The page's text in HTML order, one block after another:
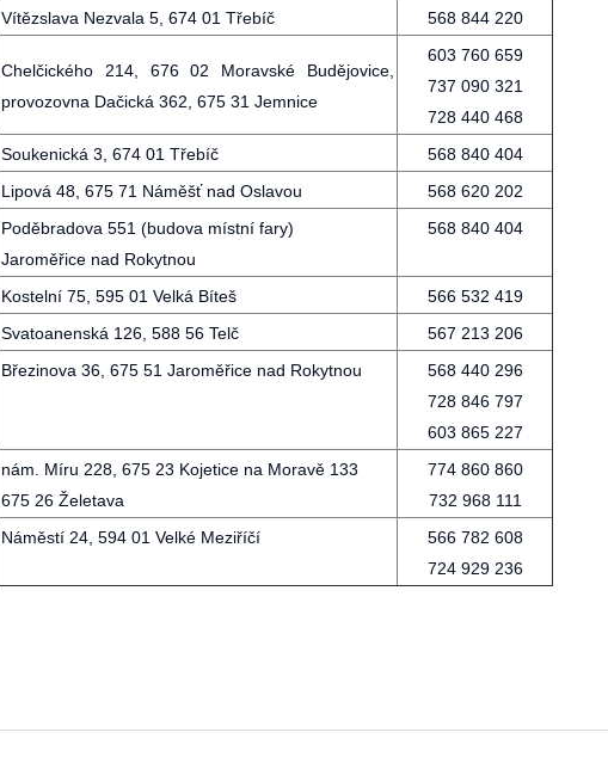
Vítězslava Nezvala 5, 674 01 Třebíč 568 844 220
Chelčického 214, 676 02 Moravské Budějovice,
provozovna Dačická 362, 675 31 Jemnice
603 760 659
737 090 321
728 440 468
Soukenická 3, 674 01 Třebíč
568 840 404
Lipová 48, 675 71 Náměšť nad Oslavou
568 620 202
Poděbradova 551 (budova místní fary)
Jaroměřice nad Rokytnou
568 840 404
Kostelní 75, 595 01 Velká Bíteš
566 532 419
Svatoanenská 126, 588 56 Telč
567 213 206
Březinova 36, 675 51 Jaroměřice nad Rokytnou
568 440 296
728 846 797
603 865 227
nám. Míru 228, 675 23 Kojetice na Moravě 133
675 26 Želetava
774 860 860
732 968 111
Náměstí 24, 594 01 Velké Meziříčí
566 782 608
724 929 236